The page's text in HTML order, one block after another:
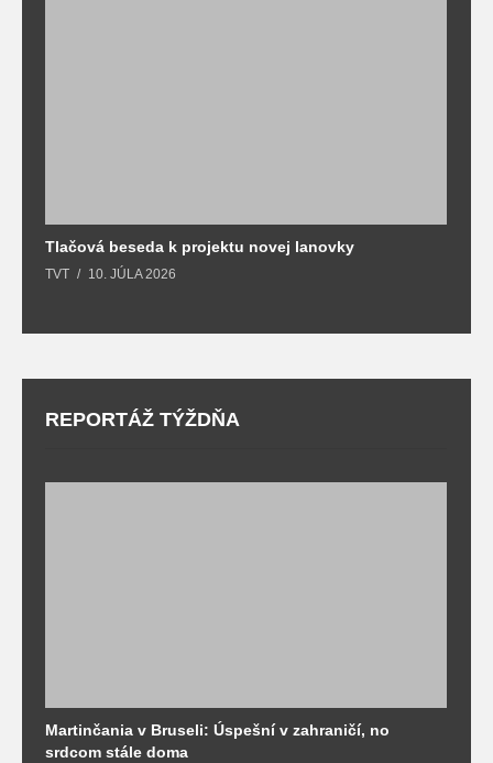
Tlačová beseda k projektu novej lanovky
TVT 10. JÚLA 2026
REPORTÁŽ TÝŽDŇA
Martinčania v Bruseli: Úspešní v zahraničí, no
srdcom stále doma